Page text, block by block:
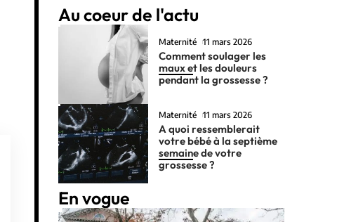
Au coeur de l'actu
Maternité 11 mars 2026
Comment soulager les
maux et les douleurs
pendant la grossesse ?
Maternité 11 mars 2026
A quoi ressemblerait
votre bébé à la septième
semaine de votre
grossesse ?
En vogue